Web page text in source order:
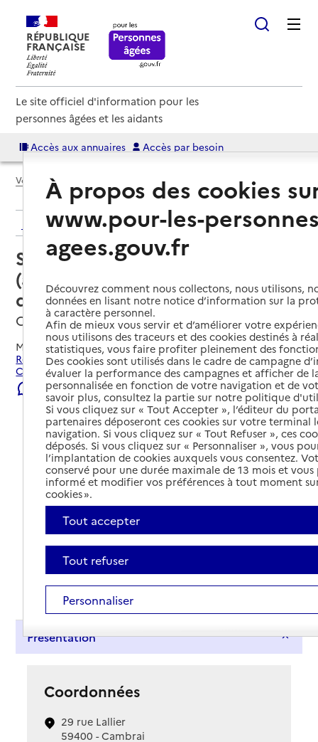
RÉPUBLIQUE
FRANÇAISE
Le site officiel d'information pour les
personnes âgées et les aidants
Accès aux annuaires Accès par besoin
Voir le fil d’Ariane
Retour aux résultats de l'annuaire
Service autonomie à domicile
(aide) – Services Domitys Le parc
de Saint-Cloud
Cambrai, NORD
Mis à jour le01/08/2026
Rechercher les établissements et services autour de
Cambrai.
Signaler une erreur
Tout déplier
Présentation
Coordonnées
29 rue Lallier
59400 - Cambrai
À propos des cookies
www.pour-les-
agees.gouv.fr
Découvrez comment nous collectons, nous utilisons,
données en lisant notre notice d’information sur la
à caractère personnel.
Afin de mieux vous servir et d’améliorer votre
nous utilisons des traceurs et des cookies destinés à
statistiques, vous faire profiter pleinement des
Des cookies sont utilisés dans le cadre de campagne
évaluer la performance des campagnes et afficher de
personnalisée en fonction de votre navigation et de
savoir plus, consultez la partie sur notre politique
Si vous cliquez sur « Tout Accepter », l’éditeur du
partenaires déposeront ces cookies sur votre terminal
navigation. Si vous cliquez sur « Tout Refuser », ces
déposés. Si vous cliquez sur « Personnaliser », vous
l’implantation de cookies auxquels vous consentez.
conservé pour une durée maximale de 13 mois et
informé et modifier vos préférences à tout moment
cookies ».
Tout accepter
Tout refuser
Personnaliser